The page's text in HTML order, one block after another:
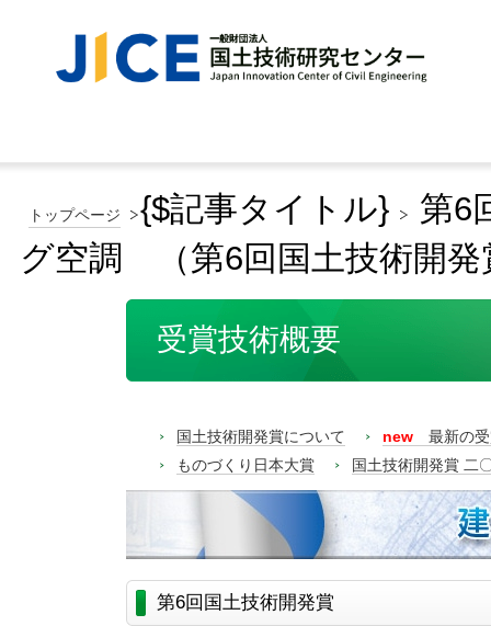
トップページ {$記事タイトル}
第6
グ空調 （第6回国土技術開
受賞技術概要
国土技術開発賞について new
最新の
ものづくり日本大賞
国土技術開発賞 二
第6回国土技術開発賞